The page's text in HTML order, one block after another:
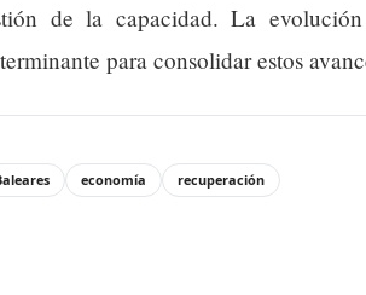
de la capacidad. La
para consolidar estos
economía recuperación